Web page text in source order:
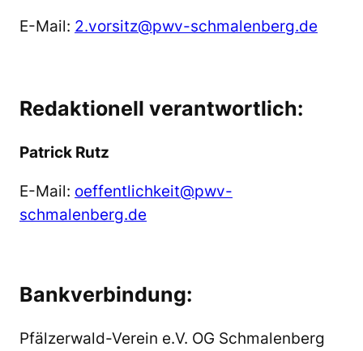
E-Mail: 2.vorsitz@pwv-schmalenberg.de
Redaktionell verantwortlich:
Patrick Rutz
E-Mail: oeffentlichkeit@pwv-
schmalenberg.de
Bankverbindung:
Pfälzerwald-Verein e.V. OG Schmalenberg